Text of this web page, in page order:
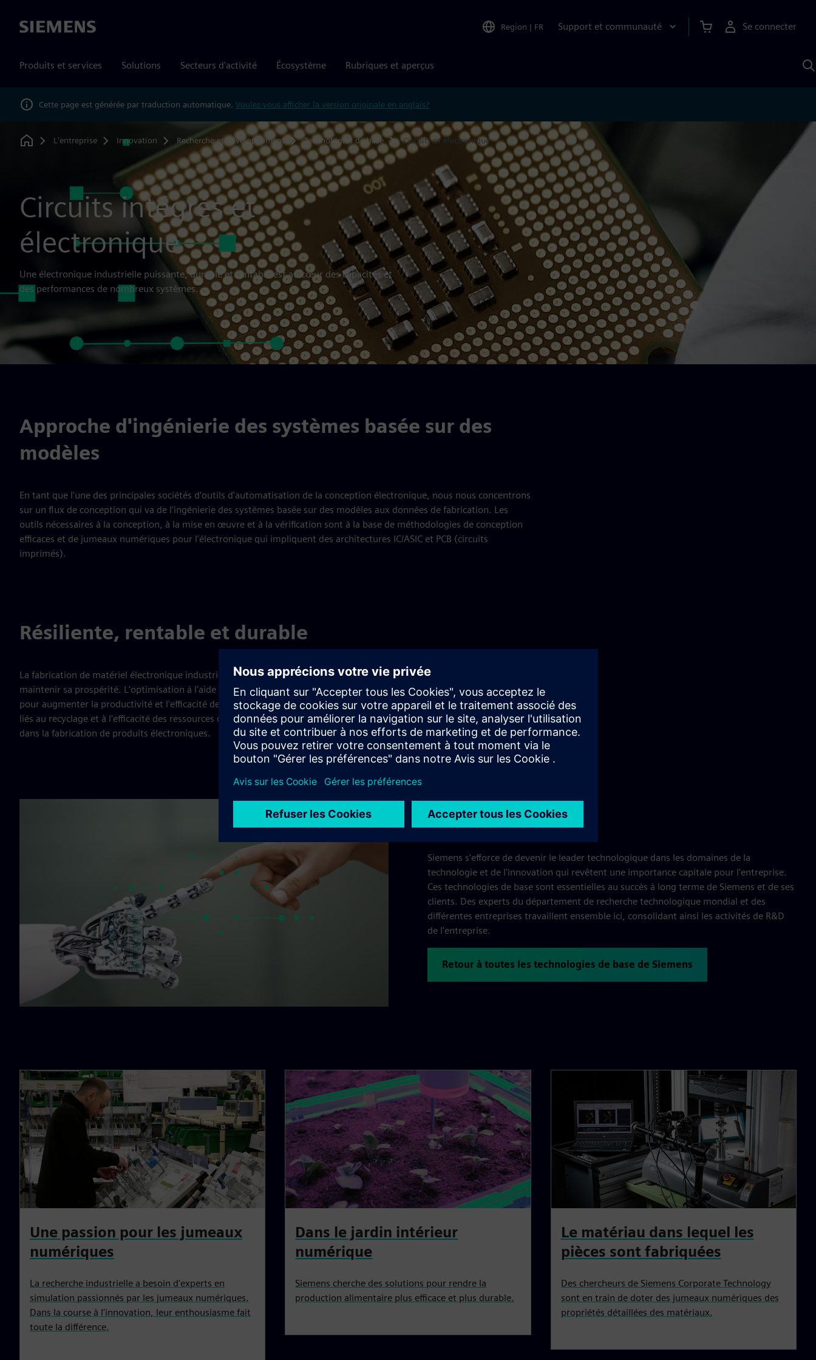
Siemens Region | FR Support et communauté Se connecter
Produits et services Solutions Secteurs d'activité Écosystème Rubriques et aperçus
Cette page est générée par traduction automatique. Voulez-vous afficher la version originale en anglais?
Home
L'entreprise Innovation Recherche et développement Technologies de base Circuits et électronique
Circuits intégrés et
électronique
Une électronique industrielle puissante, durable et rentable est au cœur des capacités et
des performances de nombreux systèmes.
Approche d'ingénierie des systèmes basée sur des
modèles
En tant que l'une des principales sociétés d'outils d'automatisation de la conception électronique, nous nous concentrons
sur un flux de conception qui va de l'ingénierie des systèmes basée sur des modèles aux données de fabrication. Les
outils nécessaires à la conception, à la mise en œuvre et à la vérification sont à la base de méthodologies de conception
efficaces et de jumeaux numériques pour l'électronique qui impliquent des architectures IC/ASIC et PCB (circuits
imprimés).
Résiliente, rentable et durable
La fabrication de matériel électronique industrielle a besoin d'une chaîne d'approvisionnement fiable et résiliente pour
maintenir sa prospérité. L'optimisation à l'aide de la numérisation et des nouvelles technologies est nécessaire, ainsi que
pour augmenter la productivité et l'efficacité de la fabrication de produits électroniques. La prise en compte des aspects
liés au recyclage et à l'efficacité des ressources dans la production contribue également à la durabilité et à la circularité
dans la fabrication de produits électroniques.
Siemens s'efforce de devenir le leader technologique dans les domaines de la
technologie et de l'innovation qui revêtent une importance capitale pour l'entreprise.
Ces technologies de base sont essentielles au succès à long terme de Siemens et de ses
clients. Des experts du département de recherche technologique mondial et des
différentes entreprises travaillent ensemble ici, consolidant ainsi les activités de R&D
de l'entreprise.
Retour à toutes les technologies de base de Siemens
Une passion pour les jumeaux
numériques
La recherche industrielle a besoin d'experts en
simulation passionnés par les jumeaux numériques.
Dans la course à l'innovation, leur enthousiasme fait
toute la différence.
Dans le jardin intérieur
numérique
Siemens cherche des solutions pour rendre la
production alimentaire plus efficace et plus durable.
Le matériau dans lequel les
pièces sont fabriquées
Des chercheurs de Siemens Corporate Technology
sont en train de doter des jumeaux numériques des
propriétés détaillées des matériaux.